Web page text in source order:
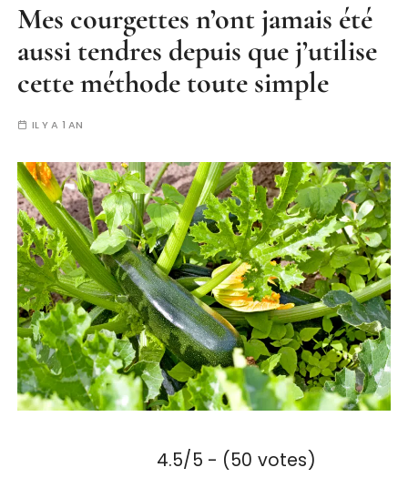
Mes courgettes n’ont jamais été
aussi tendres depuis que j’utilise
cette méthode toute simple
IL Y A 1 AN
4.5/5 - (50 votes)